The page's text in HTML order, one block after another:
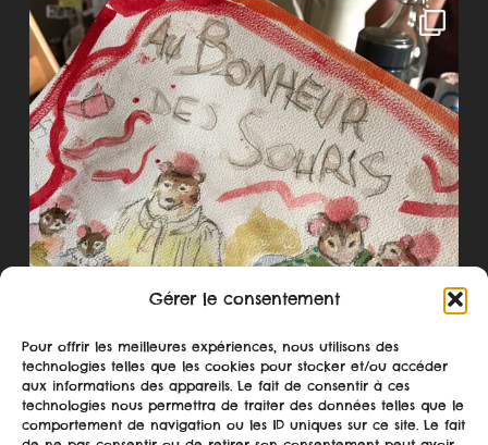
Gérer le consentement
Pour offrir les meilleures expériences, nous utilisons des
technologies telles que les cookies pour stocker et/ou accéder
aux informations des appareils. Le fait de consentir à ces
technologies nous permettra de traiter des données telles que le
comportement de navigation ou les ID uniques sur ce site. Le fait